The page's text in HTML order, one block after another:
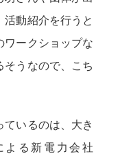
活動紹介を行うと
ワークショップな
そうなので、こち
ているのは、大き
よる新電力会社